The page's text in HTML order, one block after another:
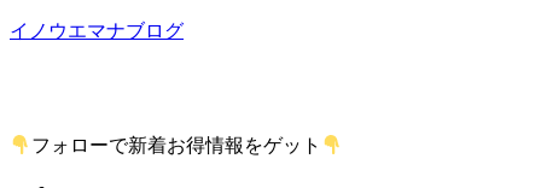
イノウエマナブログ
フォローで新着お得情報をゲット